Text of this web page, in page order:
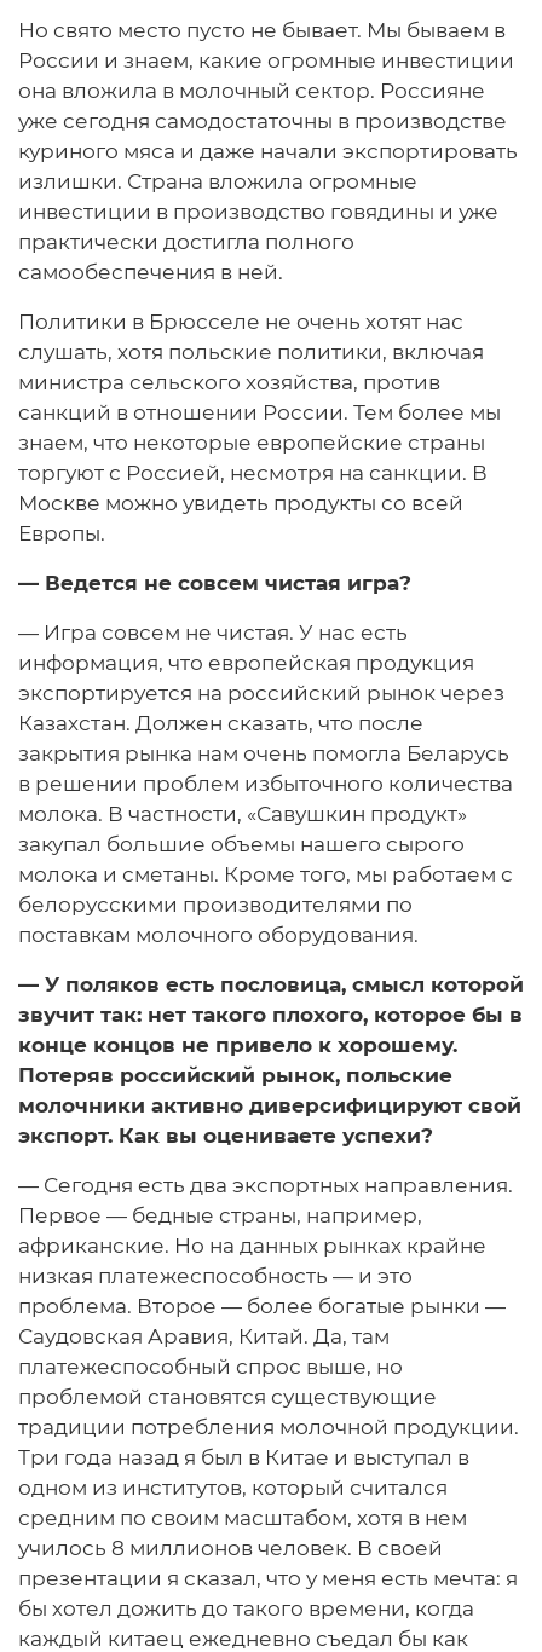
Но свято место пусто не бывает. Мы бываем в
России и знаем, какие огромные инвестиции
она вложила в молочный сектор. Россияне
уже сегодня самодостаточны в производстве
куриного мяса и даже начали экспортировать
излишки. Страна вложила огромные
инвестиции в производство говядины и уже
практически достигла полного
самообеспечения в ней.
Политики в Брюсселе не очень хотят нас
слушать, хотя польские политики, включая
министра сельского хозяйства, против
санкций в отношении России. Тем более мы
знаем, что некоторые европейские страны
торгуют с Россией, несмотря на санкции. В
Москве можно увидеть продукты со всей
Европы.
— Ведется не совсем чистая игра?
— Игра совсем не чистая. У нас есть
информация, что европейская продукция
экспортируется на российский рынок через
Казахстан. Должен сказать, что после
закрытия рынка нам очень помогла Беларусь
в решении проблем избыточного количества
молока. В частности, «Савушкин продукт»
закупал большие объемы нашего сырого
молока и сметаны. Кроме того, мы работаем с
белорусскими производителями по
поставкам молочного оборудования.
— У поляков есть пословица, смысл которой
звучит так: нет такого плохого, которое бы в
конце концов не привело к хорошему.
Потеряв российский рынок, польские
молочники активно диверсифицируют свой
экспорт. Как вы оцениваете успехи?
— Сегодня есть два экспортных направления.
Первое — бедные страны, например,
африканские. Но на данных рынках крайне
низкая платежеспособность — и это
проблема. Второе — более богатые рынки —
Саудовская Аравия, Китай. Да, там
платежеспособный спрос выше, но
проблемой становятся существующие
традиции потребления молочной продукции.
Три года назад я был в Китае и выступал в
одном из институтов, который считался
средним по своим масштабом, хотя в нем
училось 8 миллионов человек. В своей
презентации я сказал, что у меня есть мечта: я
бы хотел дожить до такого времени, когда
каждый китаец ежедневно съедал бы как